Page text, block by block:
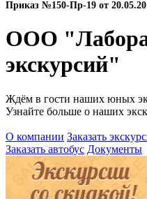
Приказ №150-Пр-19 от
ООО
экскурсий"
Ждём в гости наших юных
Узнайте больше о наших
О компании Заказать
Заказать автобус Документы